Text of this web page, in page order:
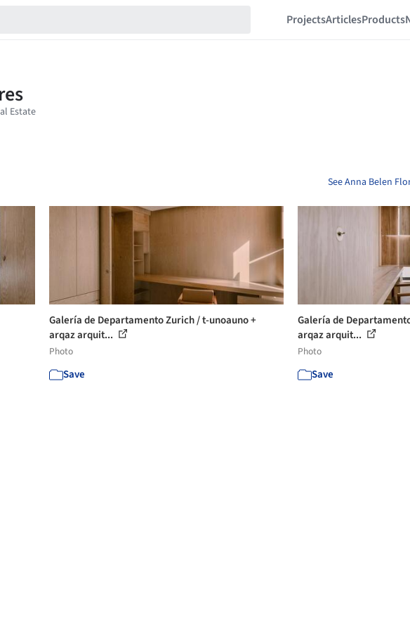
ProjectsArticlesProducts
See Anna Belen
Galería de Departamento Zurich / t-unoauno +
arqaz arquit...
Photo
Save
Galería de
arqaz arquit...
Photo
Save